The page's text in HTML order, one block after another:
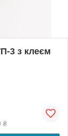
3 з клеєм
₴